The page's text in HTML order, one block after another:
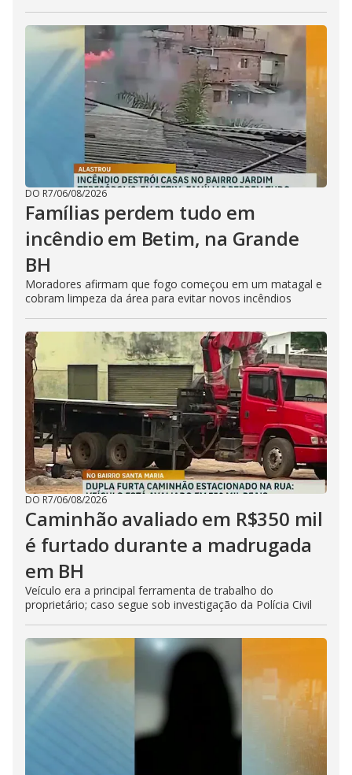
DO R7/06/08/2026
Famílias perdem tudo em
incêndio em Betim, na Grande
BH
Moradores afirmam que fogo começou em um matagal e
cobram limpeza da área para evitar novos incêndios
DO R7/06/08/2026
Caminhão avaliado em R$350 mil
é furtado durante a madrugada
em BH
Veículo era a principal ferramenta de trabalho do
proprietário; caso segue sob investigação da Polícia Civil